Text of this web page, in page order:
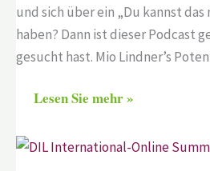
und sich über ein „Du kannst
haben? Dann ist dieser Podcast
gesucht hast. Mio Lindner’s
Lesen Sie mehr »